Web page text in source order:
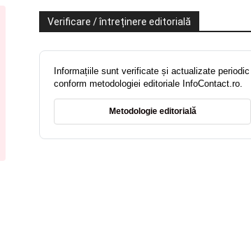
Verificare / întreținere editorială
Informațiile sunt verificate și actualizate periodic
conform metodologiei editoriale InfoContact.ro.
Metodologie editorială